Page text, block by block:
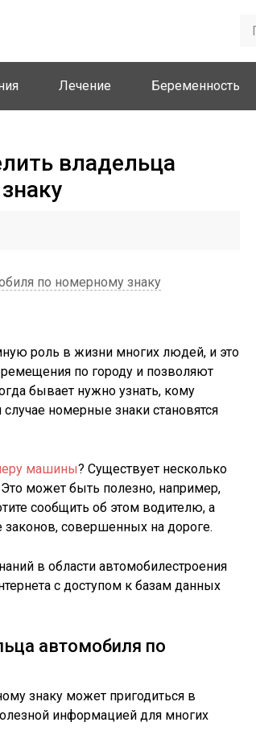
Лечение Беременность
владельца
по номерному знаку
роль в жизни многих людей, и это
по городу и позволяют
бывает нужно узнать, кому
номерные знаки становятся
машины? Существует несколько
может быть полезно, например,
сообщить об этом водителю, а
законов, совершенных на дороге.
в области автомобилестроения
с доступом к базам данных
автомобиля по
знаку может пригодиться в
информацией для многих